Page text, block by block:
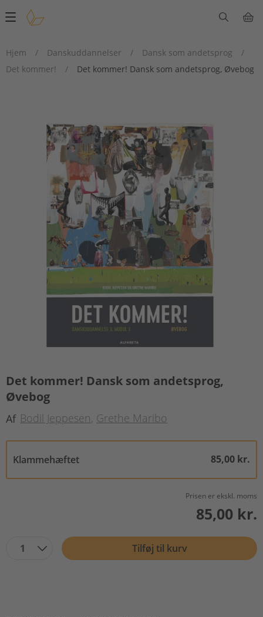
Main
Hjem
/ Danskuddannelser / Dansk som andetsprog
/
Det kommer!
/ Det kommer! Dansk som andetsprog, Øvebog
Det kommer! Dansk som andetsprog,
Øvebog
Af Bodil Jeppesen Grethe Maribo
Klammehæftet 85,00 kr.
Prisen er ekskl. moms
85,00 kr.
1 Tilføj til kurv